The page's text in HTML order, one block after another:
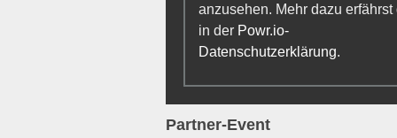
anzusehen. Mehr dazu erfährst
in der Powr.io-
Datenschutzerklärung.
Partner-Event